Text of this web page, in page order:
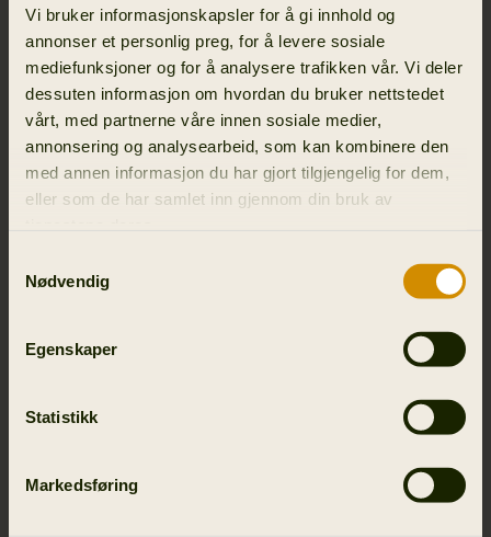
Vi bruker informasjonskapsler for å gi innhold og
annonser et personlig preg, for å levere sosiale
mediefunksjoner og for å analysere trafikken vår. Vi deler
dessuten informasjon om hvordan du bruker nettstedet
vårt, med partnerne våre innen sosiale medier,
annonsering og analysearbeid, som kan kombinere den
med annen informasjon du har gjort tilgjengelig for dem,
eller som de har samlet inn gjennom din bruk av
Nødvendig
Egenskaper
Statistikk
Markedsføring